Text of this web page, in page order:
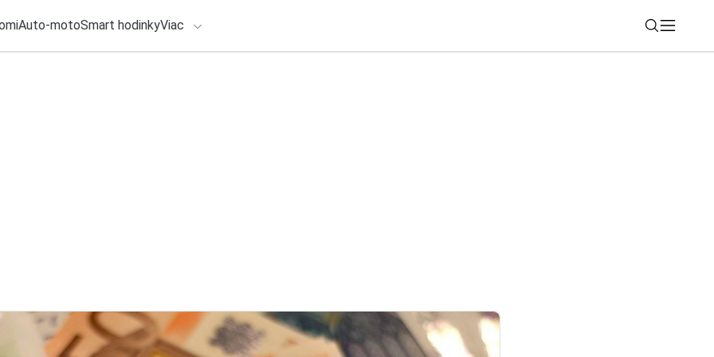
Auto-motoSmart hodinkyViac